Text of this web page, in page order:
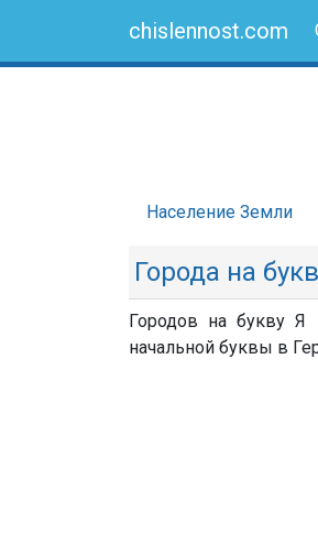
chislennost.com
Население Земли
Города на
Городов на букву Я
начальной буквы в